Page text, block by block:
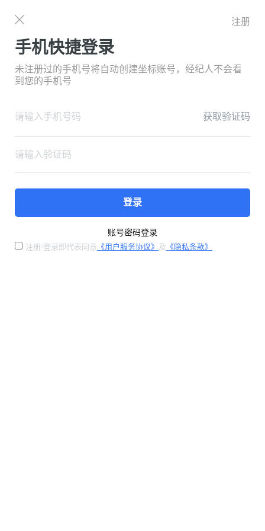
注册
手机快捷登录
未注册过的手机号将自动创建坐标账号，经纪人不会看
到您的手机号
获取验证码
登录
账号密码登录
注册/登录即代表同意 《用户服务协议》 及 《隐私条款》